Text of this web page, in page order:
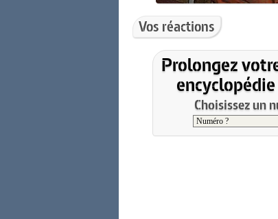
Vos réactions
Prolongez
Choisissez un